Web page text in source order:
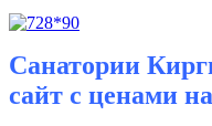
Санатории
сайт с ценами